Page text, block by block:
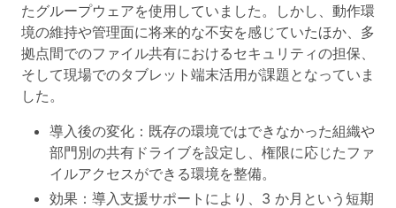
たグループウェアを使用していました。しかし、動作環
境の維持や管理面に将来的な不安を感じていたほか、多
拠点間でのファイル共有におけるセキュリティの担保、
そして現場でのタブレット端末活用が課題となっていま
した。
導入後の変化：既存の環境ではできなかった組織や
部門別の共有ドライブを設定し、権限に応じたファ
イルアクセスができる環境を整備。
効果：導入支援サポートにより、3 か月という短期